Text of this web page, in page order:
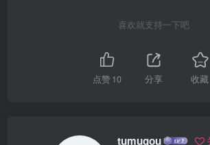
喜欢就支持一下吧
点赞10 分享 收藏
tumugou